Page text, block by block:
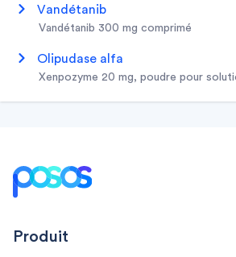
vandétanib
vandétanib 300 mg comprimé
olipudase alfa
xenpozyme 20 mg, poudre pour
Produit